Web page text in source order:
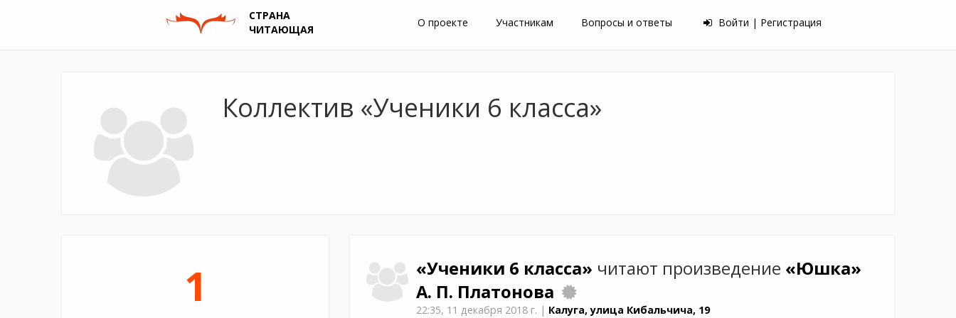
СТРАНА
ЧИТАЮЩАЯ
О проекте Участникам Вопросы и ответы Войти | Регистрация
Коллектив «Ученики 6 класса»
1 «Ученики 6 класса» читают произведение «Юшка»
А. П. Платонова
22:35, 11 декабря 2018 г. | Калуга, улица Кибальчича, 19